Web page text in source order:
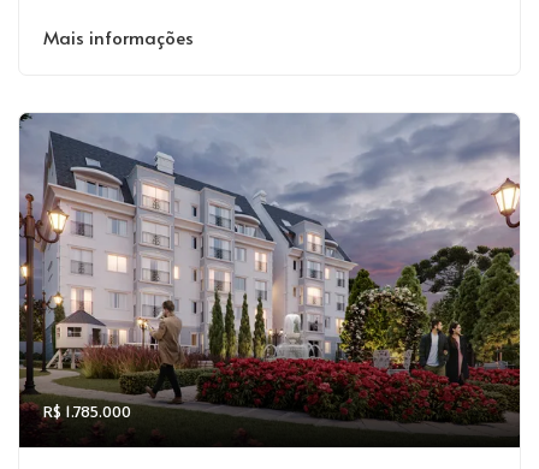
Mais informações
R$ 1.785.000